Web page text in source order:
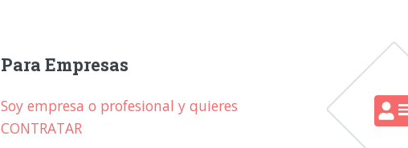
Para Empresas
Soy empresa o profesional y quieres
CONTRATAR